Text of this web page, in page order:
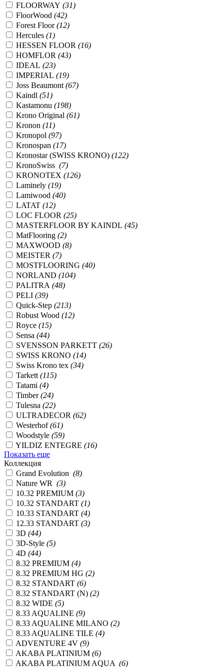
FLOORWAY (31)
FloorWood (42)
Forest Floor(12)
Hercules (1)
HESSEN FLOOR (16)
HOMFLOR (43)
IDEAL (23)
IMPERIAL (19)
Joss Beaumont (67)
Kaindl (51)
Kastamonu (198)
Krono Original (61)
Kronon (11)
Kronopol (97)
Kronospan (17)
Kronostar (SWISS KRONO) (122)
KronoSwiss (7)
KRONOTEX (126)
Laminely (19)
Lamiwood (40)
LATAT (12)
LOC FLOOR (25)
MASTERFLOOR BY KAINDL (45)
MatFlooring (2)
MAXWOOD (8)
MEISTER (7)
MOSTFLOORING (40)
NORLAND (104)
PALITRA (48)
PELI (39)
Quick-Step (213)
Robust Wood (12)
Royce (15)
Sensa (44)
SVENSSON PARKETT (26)
SWISS KRONO (14)
Swiss Krono tex (34)
Tarkett (115)
Tatami (4)
Timber(24)
Tulesna (22)
ULTRADECOR (62)
Westerhof(61)
Woodstyle (59)
YILDIZ ENTEGRE (16)
Показать еще
Коллекция
Grand Evolution (8)
Nature WR (3)
10.32 PREMIUM (3)
10.32 STANDART (1)
10.33 STANDART (4)
12.33 STANDART (3)
3D (44)
3D-Style (5)
4D (44)
8.32 PREMIUM (4)
8.32 PREMIUM HG (2)
8.32 STANDART (6)
8.32 STANDART (N) (2)
8.32 WIDE (5)
8.33 AQUALINE (9)
8.33 AQUALINE MILANO (2)
8.33 AQUALINE TILE (4)
ADVENTURE 4V (9)
AKABA PLATINIUM (6)
AKABA PLATINIUM AQUA (6)